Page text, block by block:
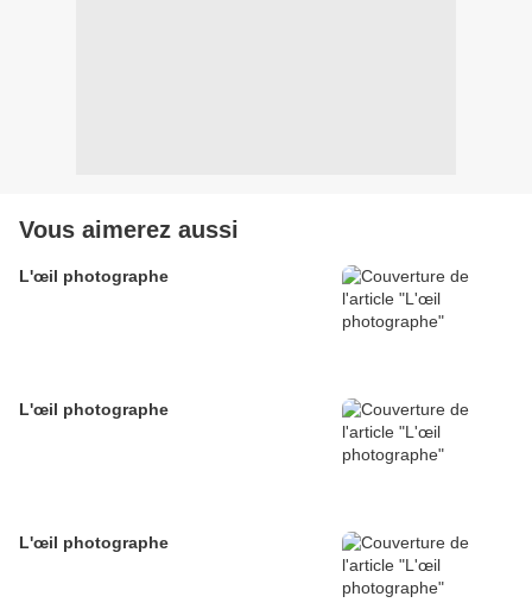
Vous aimerez aussi
L'œil photographe
L'œil photographe
L'œil photographe